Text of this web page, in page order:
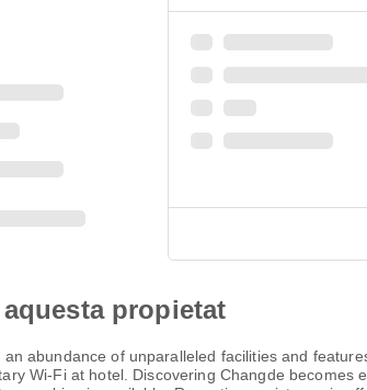
propietat
an abundance of unparalleled facilities and
Wi-Fi at hotel. Discovering Changde becomes